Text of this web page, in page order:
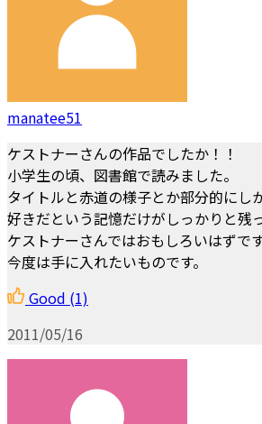
manatee51
ケストナーさんの作品でしたか！！
小学生の頃、図書館で読みました。
タイトルと赤道の様子とか部分的にし
好きだという記憶だけがしっかりと残
ケストナーさんではおもしろいはずです
今度は手に入れたいものです。
Good (1)
2011/05/16